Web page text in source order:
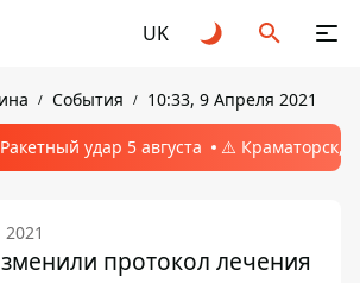
UK
События 10:33, 9 Апреля 2021
удар 5 августа ⚠️ Краматорск,
протокол лечения